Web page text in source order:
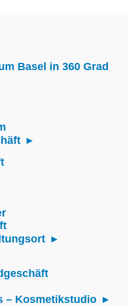
Basel in 360 Grad
– Kosmetikstudio